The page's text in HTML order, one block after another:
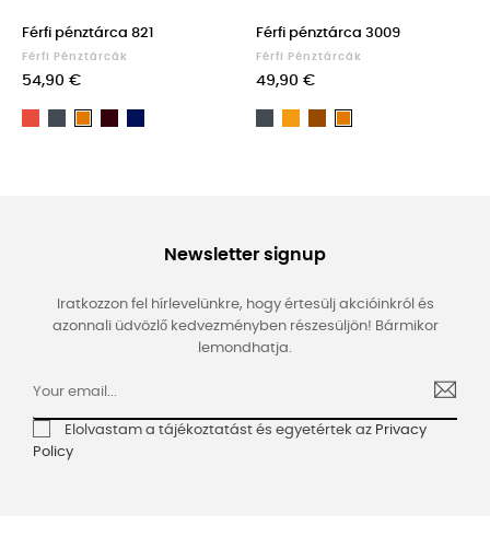
Férfi pénztárca 821
Férfi Pénztárcák
54,90 €
Férfi pénztárca 3009
Férfi Pénztárcák
49,90 €
Newsletter signup
Iratkozzon fel hírlevelünkre, hogy értesülj akcióinkról és
azonnali üdvözlő kedvezményben részesüljön! Bármikor
lemondhatja.
Elolvastam a tájékoztatást és egyetértek az Privacy
Policy